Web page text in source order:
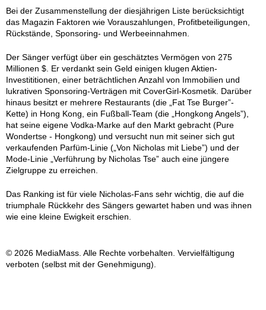
Bei der Zusammenstellung der diesjährigen Liste berücksichtigt
das Magazin Faktoren wie Vorauszahlungen, Profitbeteiligungen,
Rückstände, Sponsoring- und Werbeeinnahmen.
Der Sänger verfügt über ein geschätztes Vermögen von 275
Millionen $. Er verdankt sein Geld einigen klugen Aktien-
Investititionen, einer beträchtlichen Anzahl von Immobilien und
lukrativen Sponsoring-Verträgen mit CoverGirl-Kosmetik. Darüber
hinaus besitzt er mehrere Restaurants (die „Fat Tse Burger”-
Kette) in Hong Kong, ein Fußball-Team (die „Hongkong Angels”),
hat seine eigene Vodka-Marke auf den Markt gebracht (Pure
Wondertse - Hongkong) und versucht nun mit seiner sich gut
verkaufenden Parfüm-Linie („Von Nicholas mit Liebe”) und der
Mode-Linie „Verführung by Nicholas Tse” auch eine jüngere
Zielgruppe zu erreichen.
Das Ranking ist für viele Nicholas-Fans sehr wichtig, die auf die
triumphale Rückkehr des Sängers gewartet haben und was ihnen
wie eine kleine Ewigkeit erschien.
© 2026 MediaMass. Alle Rechte vorbehalten. Vervielfältigung
verboten (selbst mit der Genehmigung).